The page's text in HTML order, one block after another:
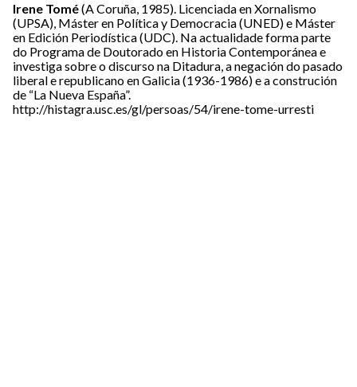
Irene Tomé(A Coruña, 1985). Licenciada en Xornalismo
(UPSA), Máster en Política y Democracia (UNED) e Máster
en Edición Periodística (UDC). Na actualidade forma parte
do Programa de Doutorado en Historia Contemporánea e
investiga sobre o discurso na Ditadura, a negación do pasado
liberal e republicano en Galicia (1936-1986) e a construción
de “La Nueva España”.
http://histagra.usc.es/gl/persoas/54/irene-tome-urresti